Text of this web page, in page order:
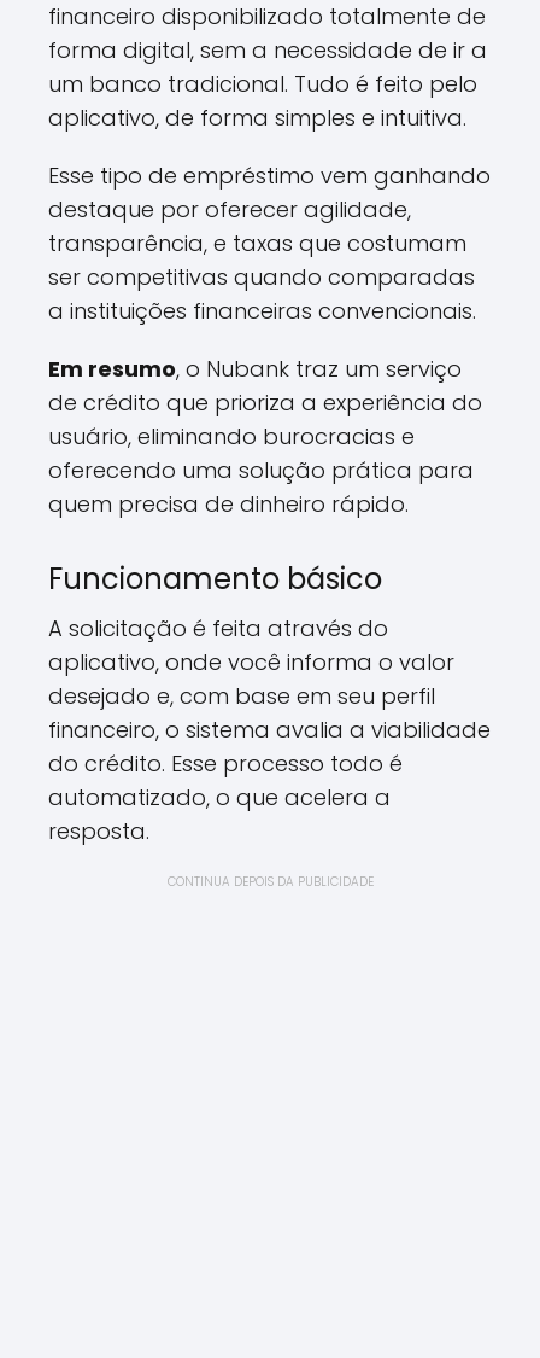
financeiro disponibilizado totalmente de
forma digital, sem a necessidade de ir a
um banco tradicional. Tudo é feito pelo
aplicativo, de forma simples e intuitiva.
Esse tipo de empréstimo vem ganhando
destaque por oferecer agilidade,
transparência, e taxas que costumam
ser competitivas quando comparadas
a instituições financeiras convencionais.
Em resumo, o Nubank traz um serviço
de crédito que prioriza a experiência do
usuário, eliminando burocracias e
oferecendo uma solução prática para
quem precisa de dinheiro rápido.
Funcionamento básico
A solicitação é feita através do
aplicativo, onde você informa o valor
desejado e, com base em seu perfil
financeiro, o sistema avalia a viabilidade
do crédito. Esse processo todo é
automatizado, o que acelera a
resposta.
CONTINUA DEPOIS DA PUBLICIDADE